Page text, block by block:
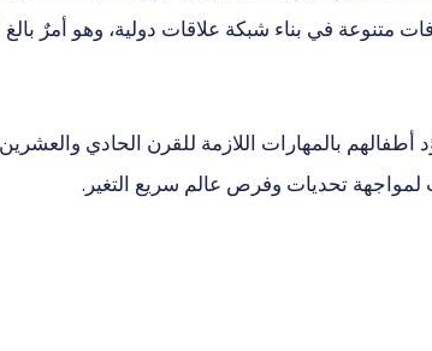
متنوعة في بناء شبكة علاقات دولية، وهو أمرٌ
أطفالهم بالمهارات اللازمة للقرن الحادي
لمواجهة تحديات وفرص عالم سريع التغير.